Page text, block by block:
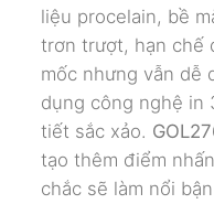
liệu procelain, bề
trơn trượt, hạn chế
mốc nhưng vẫn dễ
dụng công nghệ in
tiết sắc xảo.
tạo thêm điểm
chắc sẽ làm nổi